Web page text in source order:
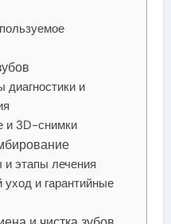
и
и 3D-снимки
этапы лечения
и гарантийные